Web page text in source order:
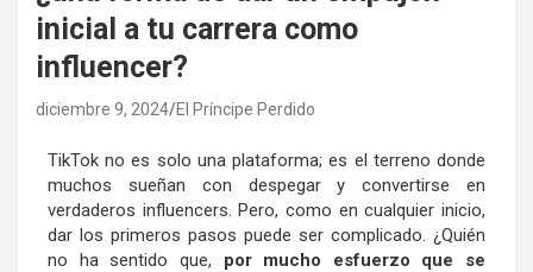
inicial a tu carrera como
influencer?
diciembre 9, 2024 El Príncipe Perdido
TikTok no es solo una plataforma; es el terreno donde
muchos sueñan con despegar y convertirse en
verdaderos influencers. Pero, como en cualquier inicio,
dar los primeros pasos puede ser complicado. ¿Quién
no ha sentido que, por mucho esfuerzo que se